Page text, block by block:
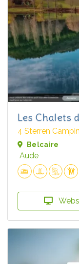
Les Chalets
4 Sterren
Belcaire
Aude